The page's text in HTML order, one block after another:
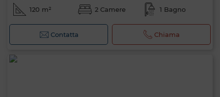
120 m² 2 Camere 1 Bagno
Contatta Chiama